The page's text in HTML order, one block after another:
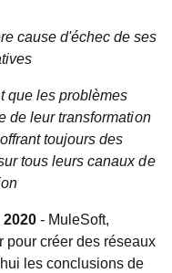
cause d'échec de ses
que les problèmes
de leur transformation
toujours des
tous leurs canaux de
2020- MuleSoft,
pour créer des réseaux
les conclusions de